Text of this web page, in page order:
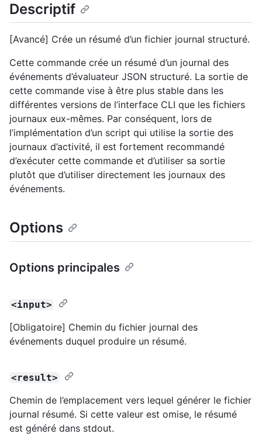
Descriptif
[Avancé] Crée un résumé d’un fichier journal structuré.
Cette commande crée un résumé d’un journal des
événements d’évaluateur JSON structuré. La sortie de
cette commande vise à être plus stable dans les
différentes versions de l’interface CLI que les fichiers
journaux eux-mêmes. Par conséquent, lors de
l’implémentation d’un script qui utilise la sortie des
journaux d’activité, il est fortement recommandé
d’exécuter cette commande et d’utiliser sa sortie
plutôt que d’utiliser directement les journaux des
événements.
Options
Options principales
<input>
[Obligatoire] Chemin du fichier journal des
événements duquel produire un résumé.
<result>
Chemin de l’emplacement vers lequel générer le fichier
journal résumé. Si cette valeur est omise, le résumé
est généré dans stdout.